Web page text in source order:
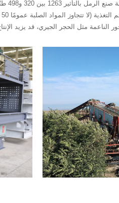
الناعمة مثل الحجر الجيري، قد يزيد